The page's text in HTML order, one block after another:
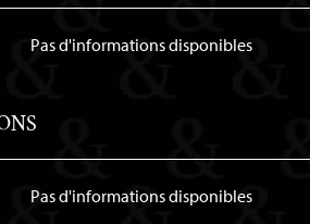
Pas d'informations disponibles
Pas d'informations disponibles